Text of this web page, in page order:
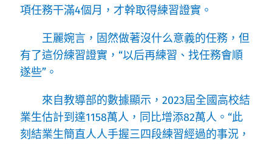
項任務干滿4個月，才幹取得練習證實。
王麗婉言，固然做著沒什么意義的任務，但
有了這份練習證實，“以后再練習、找任務會順
遂些”。
來自教導部的數據顯示，2023屆全國高校結
業生估計到達1158萬人，同比增添82萬人。“此
刻結業生簡直人人手握三四段練習經過的事況，